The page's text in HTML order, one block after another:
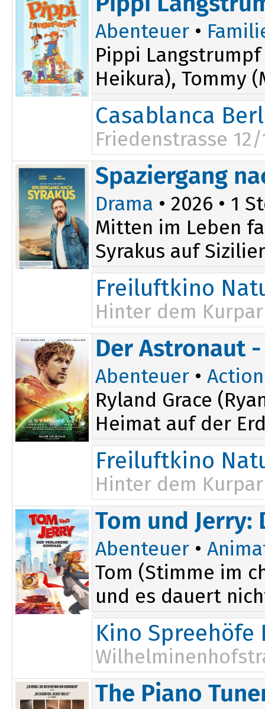
Abenteuer •
Pippi
Heikura), Tommy
Casablanca
Friedenstrasse 12/
Spaziergang
Drama • 2026 • 1
Mitten im Leben
Syrakus auf
Freiluftkino
Hinter dem
Der Astronaut
Abenteuer • Action
Ryland Grace
Heimat auf der
Freiluftkino
Hinter dem
Tom und Jerry:
Abenteuer •
Tom (Stimme im
und es dauert
Kino Spreehöfe
The Piano